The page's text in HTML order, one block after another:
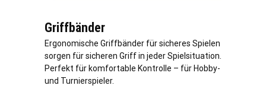
Griffbänder
Ergonomische Griffbänder für sicheres Spielen
sorgen für sicheren Griff in jeder Spielsituation.
Perfekt für komfortable Kontrolle – für Hobby-
und Turnierspieler.